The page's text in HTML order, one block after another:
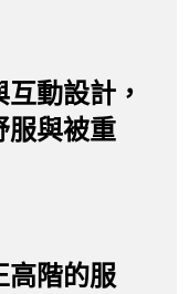
動設計，
服與被重
高階的服